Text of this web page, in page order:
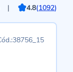
| 4.8(1092)
38756_15